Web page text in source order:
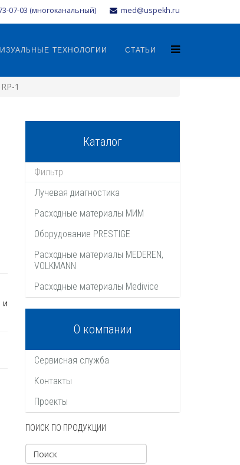
07-03 (многоканальный) med@uspekh.ru
ТЕХНОЛОГИИ СТАТЬИ
1
и
Каталог
Лучевая диагностика
Расходные материалы МИМ
Оборудование PRESTIGE
Расходные материалы MEDEREN,
VOLKMANN
Расходные материалы Medivice
О компании
Сервисная служба
Контакты
Проекты
ПОИСК ПО ПРОДУКЦИИ